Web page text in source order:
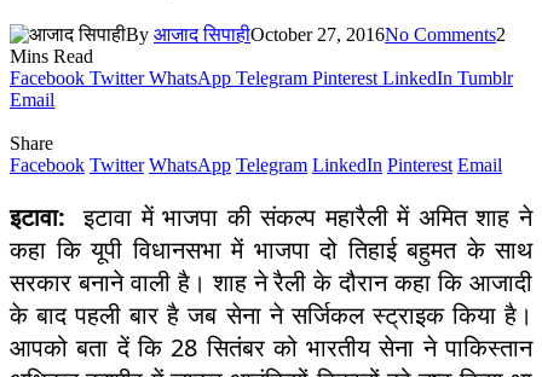
By आजाद सिपाहीOctober 27, 2016No Comments2
Mins Read
Facebook Twitter WhatsApp Telegram Pinterest LinkedIn Tumblr
Email
Share
Facebook Twitter WhatsApp Telegram LinkedIn Pinterest Email
इटावा: इटावा में भाजपा की संकल्प महारैली में अमित शाह ने
कहा कि यूपी विधानसभा में भाजपा दो तिहाई बहुमत के साथ
सरकार बनाने वाली है। शाह ने रैली के दौरान कहा कि आजादी
के बाद पहली बार है जब सेना ने सर्जिकल स्ट्राइक किया है।
आपको बता दें कि 28 सितंबर को भारतीय सेना ने पाकिस्तान